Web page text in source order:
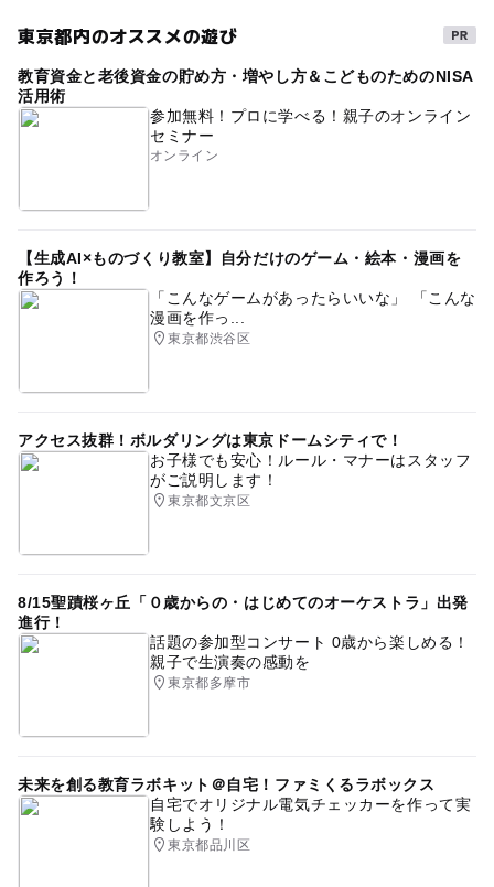
東京都内のオススメの遊び
教育資金と老後資金の貯め方・増やし方＆こどものためのNISA
活用術
参加無料！プロに学べる！親子のオンライン
セミナー
オンライン
【生成AI×ものづくり教室】自分だけのゲーム・絵本・漫画を
作ろう！
「こんなゲームがあったらいいな」 「こんな
漫画を作っ...
東京都渋谷区
アクセス抜群！ボルダリングは東京ドームシティで！
お子様でも安心！ルール・マナーはスタッフ
がご説明します！
東京都文京区
8/15聖蹟桜ヶ丘「０歳からの・はじめてのオーケストラ」出発
進行！
話題の参加型コンサート 0歳から楽しめる！
親子で生演奏の感動を
東京都多摩市
未来を創る教育ラボキット＠自宅！ファミくるラボックス
自宅でオリジナル電気チェッカーを作って実
験しよう！
東京都品川区